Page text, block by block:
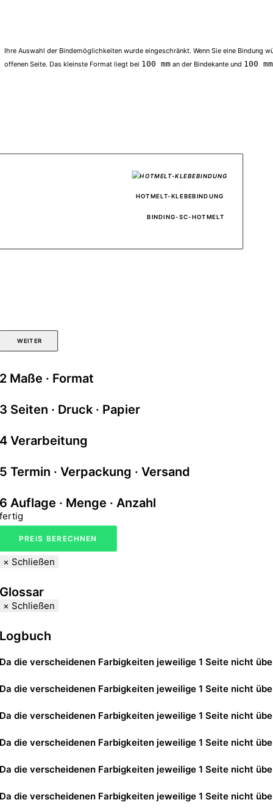
Ihre Auswahl der Bindemöglichkeiten wurde eingeschränkt. Wenn Sie eine
offenen Seite. Das kleinste Format liegt bei 100 mman der Bindekante und 100 mm
										HOTMELT-KLEBEBINDUNG
BINDING-SC-HOTMELT
WEITER
Maße · Format
Seiten · Druck · Papier
Verarbeitung
Termin · Verpackung · Versand
Auflage · Menge · Anzahl
PREIS BERECHNEN
× Schließen
× Schließen
die verscheidenen Farbigkeiten jeweilige 1 Seite nicht
die verscheidenen Farbigkeiten jeweilige 1 Seite nicht
die verscheidenen Farbigkeiten jeweilige 1 Seite nicht
die verscheidenen Farbigkeiten jeweilige 1 Seite nicht
die verscheidenen Farbigkeiten jeweilige 1 Seite nicht
die verscheidenen Farbigkeiten jeweilige 1 Seite nicht